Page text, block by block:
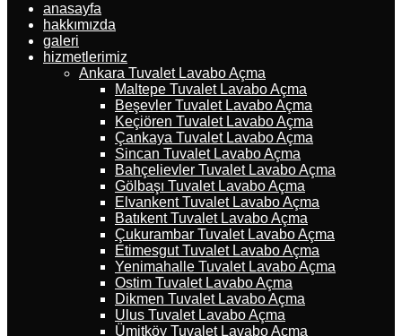
anasayfa
hakkımızda
galeri
hizmetlerimiz
Ankara Tuvalet Lavabo Açma
Maltepe Tuvalet Lavabo Açma
Beşevler Tuvalet Lavabo Açma
Keçiören Tuvalet Lavabo Açma
Çankaya Tuvalet Lavabo Açma
Sincan Tuvalet Lavabo Açma
Bahçelievler Tuvalet Lavabo Açma
Gölbaşı Tuvalet Lavabo Açma
Elvankent Tuvalet Lavabo Açma
Batıkent Tuvalet Lavabo Açma
Çukurambar Tuvalet Lavabo Açma
Etimesgut Tuvalet Lavabo Açma
Yenimahalle Tuvalet Lavabo Açma
Ostim Tuvalet Lavabo Açma
Dikmen Tuvalet Lavabo Açma
Ulus Tuvalet Lavabo Açma
Ümitköy Tuvalet Lavabo Açma